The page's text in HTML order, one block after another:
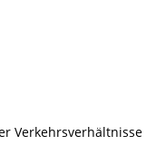
Verkehrsverhältnisse